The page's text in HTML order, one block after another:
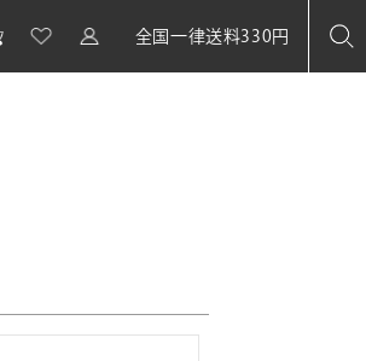
全国一律送料330円